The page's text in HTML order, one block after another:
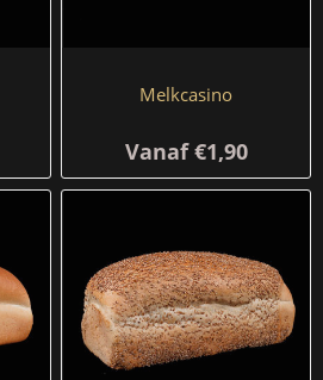
Melkcasino
Vanaf €1,90